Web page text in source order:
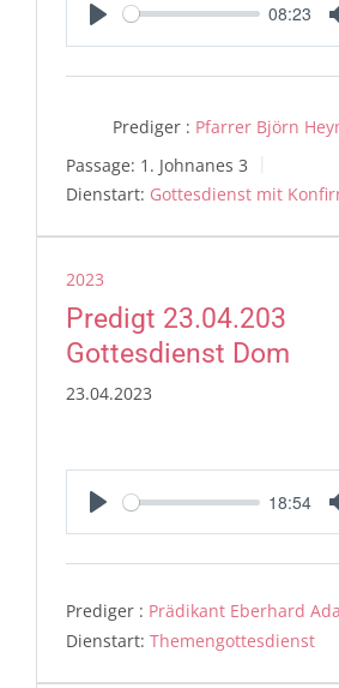
Play
08:23
Prediger : Pfarrer Björn
Passage: 1. Johnanes 3
Dienstart: Gottesdienst mit
2023
Predigt 23.04.203
Gottesdienst Dom
23.04.2023
Play
18:54
Prediger : Prädikant Eberhard
Dienstart: Themengottesdienst